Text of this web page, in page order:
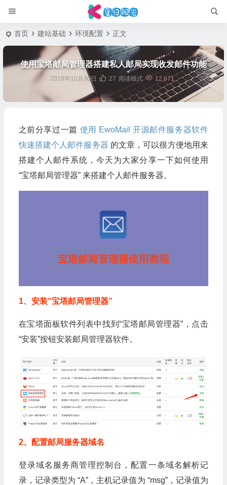
首页 建站基础 环境配置 正文
使用宝塔邮局管理器搭建私人邮局实现收发邮件功能
2019年10月30日 12,671
27 阅读模式
之前分享过一篇 使用 EwoMail 开源邮件服务器软件
快速搭建个人邮件服务器 的文章，可以很方便地用来
搭建个人邮件系统，今天为大家分享一下如何使用
“宝塔邮局管理器” 来搭建个人邮件服务器。
1、安装“宝塔邮局管理器”
在宝塔面板软件列表中找到“宝塔邮局管理器”，点击
“安装”按钮安装邮局管理器软件。
2、配置邮局服务器域名
登录域名服务商管理控制台，配置一条域名解析记
录，记录类型为 “A”，主机记录值为 “msg”，记录值为